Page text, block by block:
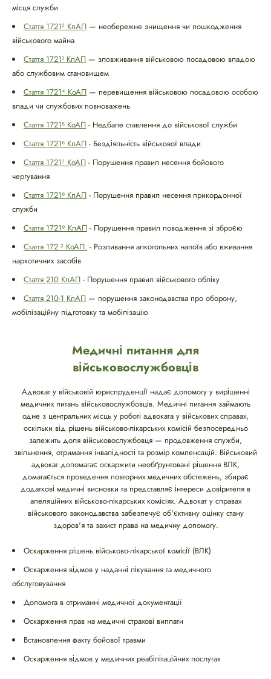
місця служби
Стаття 1721² КпАП — необережне знищення чи пошкодження
військового майна
Стаття 1721³ КпАП — зловживання військовою посадовою владою
або службовим становищем
Стаття 1721⁴ КоАП — перевищення військовою посадовою особою
влади чи службових повноважень
Стаття 1721⁵ КоАП - Недбале ставлення до військової служби
Стаття 1721⁶ КпАП - Бездіяльність військової влади
Стаття 1721⁷ КоАП - Порушення правил несення бойового
чергування
Стаття 1721⁸ КпАП - Порушення правил несення прикордонної
служби
Стаття 1721⁹ КпАП - Порушення правил поводження зі зброєю
Стаття 172 ² КоАП. - Розпивання алкогольних напоїв або вживання
наркотичних засобів
Стаття 210 КпАП - Порушення правил військового обліку
Стаття 210-1 КпАП — порушення законодавства про оборону,
мобілізаційну підготовку та мобілізацію
Медичні питання для
військовослужбовців
Адвокат у військовій юриспруденції надає допомогу у вирішенні
медичних питань військовослужбовців. Медичні питання займають
одне з центральних місць у роботі адвоката у військових справах,
оскільки від рішень військово-лікарських комісій безпосередньо
залежить доля військовослужбовця — продовження служби,
звільнення, отримання інвалідності та розмір компенсацій. Військовий
адвокат допомагає оскаржити необґрунтовані рішення ВЛК,
домагається проведення повторних медичних обстежень, збирає
додаткові медичні висновки та представляє інтереси довірителя в
апеляційних військово-лікарських комісіях. Адвокат у справах
військового законодавства забезпечує об'єктивну оцінку стану
здоров'я та захист права на медичну допомогу.
Оскарження рішень військово-лікарської комісії (ВЛК)
Оскарження відмов у наданні лікування та медичного
обслуговування
Допомога в отриманні медичної документації
Оскарження прав на медичні страхові виплати
Встановлення факту бойової травми
Оскарження відмов у медичних реабілітаційних послугах